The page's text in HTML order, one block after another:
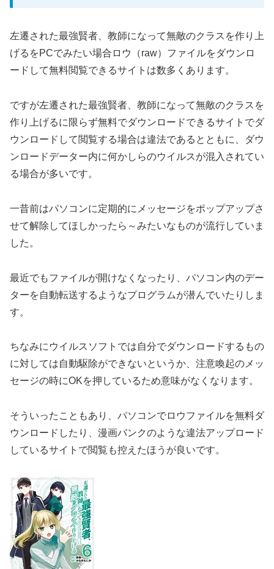
左遷された最強賢者、教師になって無敵のクラスを作り上
げるをPCでみたい場合ロウ（raw）ファイルをダウンロ
ードして無料閲覧できるサイトは数多くあります。
ですが左遷された最強賢者、教師になって無敵のクラスを
作り上げるに限らず無料でダウンロードできるサイトでダ
ウンロードして閲覧する場合は違法であるとともに、ダウ
ンロードデーター内に何かしらのウイルスが混入されてい
る場合が多いです。
一昔前はパソコンに定期的にメッセージをポップアップさ
せて解除してほしかったら～みたいなものが流行していま
した。
最近でもファイルが開けなくなったり、パソコン内のデー
ターを自動転送するようなプログラムが潜んでいたりしま
す。
ちなみにウイルスソフトでは自分でダウンロードするもの
に対しては自動駆除ができないというか、注意喚起のメッ
セージの時にOKを押しているため意味がなくなります。
そういったこともあり、パソコンでロウファイルを無料ダ
ウンロードしたり、漫画バンクのような違法アップロード
しているサイトで閲覧も控えたほうが良いです。